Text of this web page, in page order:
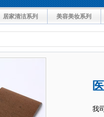
居家清洁系列 美容美妆系列
我